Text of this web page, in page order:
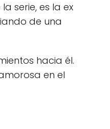
serie, es la ex
de una
hacia él.
en el